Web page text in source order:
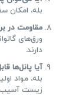
بله، امکان
مقاومت در
ورق‌های
دارند.
آیا پانل‌ها
بله، مواد
زیست آسیب